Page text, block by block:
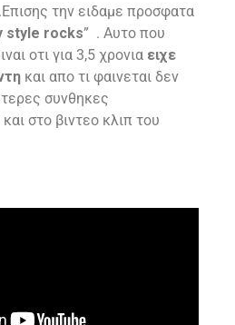
την ειδαμε προσφατα
style rocks” . Αυτο που
οτι για 3,5 χρονια ειχε
και απο τι φαινεται δεν
συνθηκες
στο βιντεο κλιπ του